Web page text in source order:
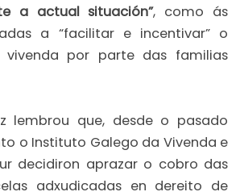
a actual situación”, como ás
a “facilitar e incentivar” o
por parte das familias
lembrou que, desde o pasado
o Instituto Galego da Vivenda e
decidiron aprazar o cobro das
adxudicadas en dereito de